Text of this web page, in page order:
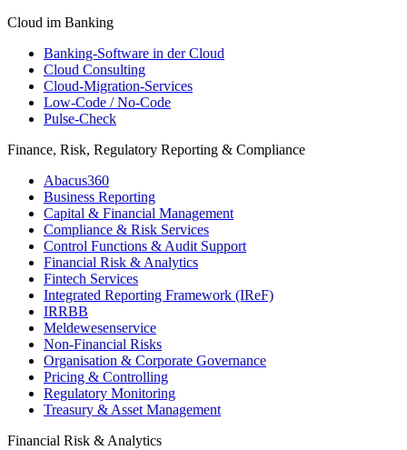
Cloud im Banking
Banking-​Software in der Cloud
Cloud Consulting
Cloud-Migration-Services
Low-Code / No-Code
Pulse-Check
Finance, Risk, Regulatory Reporting & Compliance
Abacus360
Business Reporting
Capital & Financial Management
Compliance & Risk Services
Control Functions & Audit Support
Financial Risk & Analytics
Fintech Services
Integrated Reporting Framework (IReF)
IRRBB
Meldewesenservice
Non-​Financial Risks
Organisation & Corporate Governance
Pricing & Controlling
Regulatory Monitoring
Treasury & Asset Management
Financial Risk & Analytics